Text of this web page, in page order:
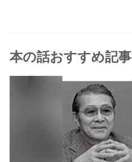
本の話おすすめ記事